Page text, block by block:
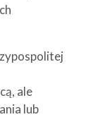
ale
lub